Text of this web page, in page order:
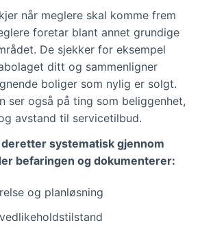
når meglere skal komme frem
foretar blant annet grundige
De sjekker for eksempel
ditt og sammenligner
boliger som nylig er solgt.
ser også på ting som beliggenhet,
avstand til servicetilbud.
systematisk gjennom
befaringen og dokumenterer:
og planløsning